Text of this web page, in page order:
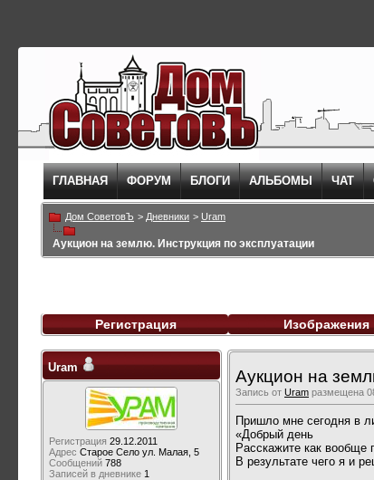
ГЛАВНАЯ ФОРУМ БЛОГИ АЛЬБОМЫ ЧАТ
Дом СоветовЪ > Дневники > Uram
Аукцион на землю. Инструкция по эксплуатации
Регистрация Изображения
Аукцион на
Запись от Uram размещена
Пришло мне сегодня в
«Добрый день
Расскажите как вообще
В результате чего я и
Uram
Регистрация 29.12.2011
Адрес Старое Село ул. Малая, 5
Сообщений 788
Записей в дневнике 1